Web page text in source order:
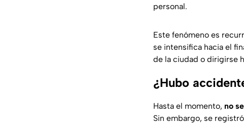
personal.
Este fenómeno es
se intensifica hacia el
de la ciudad o dirigirse
¿Hubo
Hasta el momento, no
Sin embargo, se